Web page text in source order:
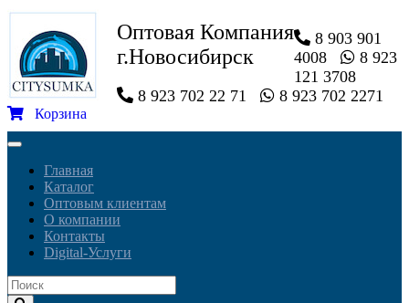
Оптовая Компания
г.Новосибирск
8 903 901
4008
8 923
121 3708
8 923 702 22 71
8 923 702 2271
Корзина
Toggle
navigationГлавная
Каталог
Оптовым клиентам
О компании
Контакты
Digital-Услуги